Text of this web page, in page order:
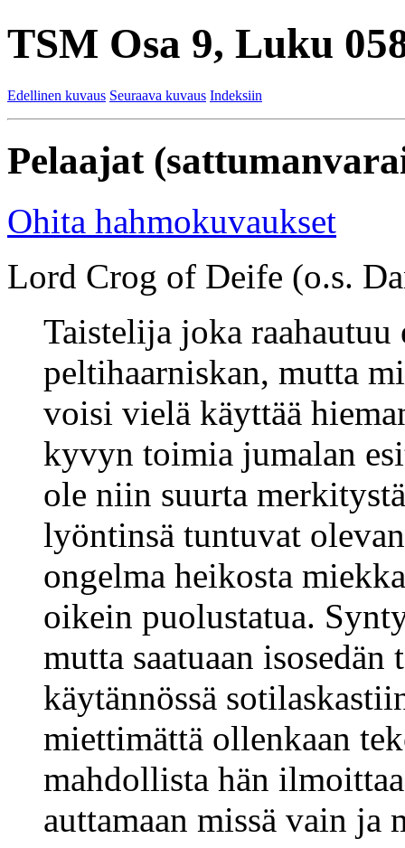
TSM Osa 9, Luku
Edellinen kuvaus Seuraava kuvaus Indeksiin
Pelaajat
Ohita hahmokuvaukset
Lord Crog of Deife (o.s.
Taistelija joka raahautuu
peltihaarniskan, mutta
voisi vielä käyttää
kyvyn toimia jumalan
ole niin suurta
lyöntinsä tuntuvat
ongelma heikosta
oikein puolustatua.
mutta saatuaan
käytännössä
miettimättä ollenkaan
mahdollista hän
auttamaan missä vain ja